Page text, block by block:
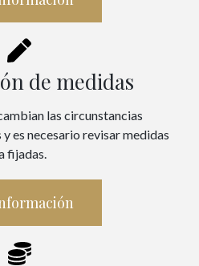
de medidas
las circunstancias
es necesario revisar medidas
fijadas.